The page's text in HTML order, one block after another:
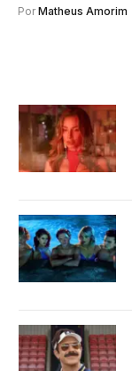
Por Matheus Amorim